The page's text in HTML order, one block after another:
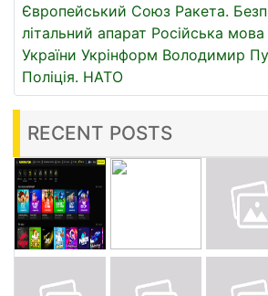
Європейський Союз Ракета.
літальний апарат Російська мова
України Укрінформ Володимир
Поліція. НАТО
RECENT POSTS